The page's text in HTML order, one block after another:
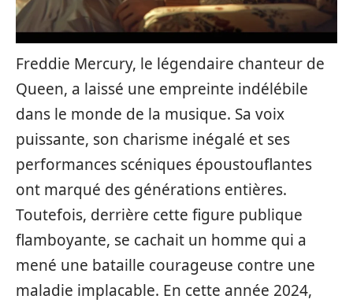
Freddie Mercury, le légendaire chanteur de
Queen, a laissé une empreinte indélébile
dans le monde de la musique. Sa voix
puissante, son charisme inégalé et ses
performances scéniques époustouflantes
ont marqué des générations entières.
Toutefois, derrière cette figure publique
flamboyante, se cachait un homme qui a
mené une bataille courageuse contre une
maladie implacable. En cette année 2024,